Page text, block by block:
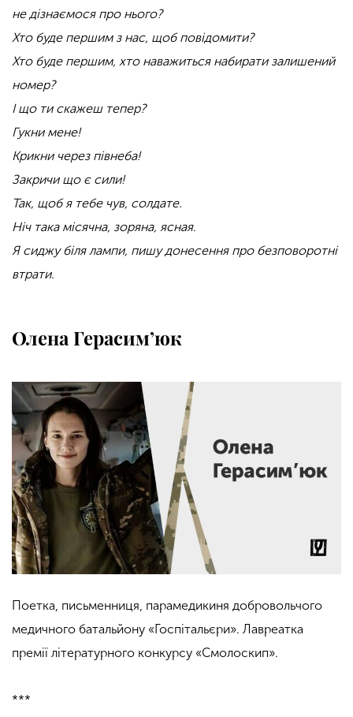
не дізнаємося про нього?
Хто буде першим з нас, щоб повідомити?
Хто буде першим, хто наважиться набирати залишений
номер?
І що ти скажеш тепер?
Гукни мене!
Крикни через півнеба!
Закричи що є сили!
Так, щоб я тебе чув, солдате.
Ніч така місячна, зоряна, ясная.
Я сиджу біля лампи, пишу донесення про безповоротні
втрати.
Олена Герасим’юк
Поетка, письменниця, парамедикиня добровольчого
медичного батальйону «Госпітальєри». Лавреатка
премії літературного конкурсу «Смолоскип».
***